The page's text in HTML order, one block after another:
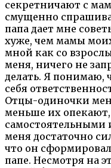
секретничают с
смущенно
папа дает мне
хуже, чем мамы
мной как со
меня, ничего не
делать. Я понимаю,
себя
Отцы-одиночки
меньше их
самостоятельными
меня достаточно
что он
папе. Несмотря на